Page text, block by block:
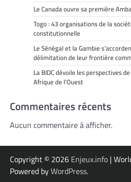
Le Canada ouvre sa première
Togo : 43 organisations de la
constitutionnelle
Le Sénégal et la Gambie
délimitation de leur frontière
La BIDC dévoile les perspectives
Afrique de l’Ouest
Commentaires récents
Aucun commentaire à afficher.
Copyright © 2026 Enjeux.info |
Powered byWordPress.